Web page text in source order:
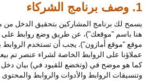
1. وصف برنامج الشركاء
يسمح لك برنامج المشاركين بتحقيق الدخل من
هنا باسم "موقعك")، عن طريق وضع روابط على
موقع "موقع أمازون"). يجب أن تستخدم الروابط
عملاؤنا على الروابط الخاصة لشراء عنصر تم
كما هو موضح في (وتخضع للقيود في) بيان دخل
وتنسيقات الروابط والأدوات والروابط